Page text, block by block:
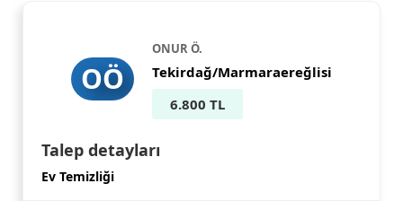
OÖ
ONUR Ö.
Tekirdağ/Marmaraereğlisi
6.800 TL
Talep detayları
Ev Temizliği